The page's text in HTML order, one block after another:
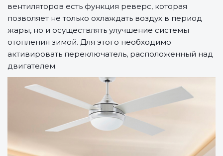
вентиляторов есть функция реверс, которая
позволяет не только охлаждать воздух в период
жары, но и осуществлять улучшение системы
отопления зимой. Для этого необходимо
активировать переключатель, расположенный над
двигателем.